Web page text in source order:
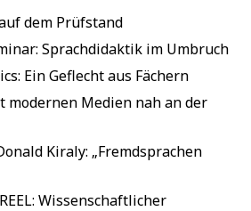
dem Prüfstand
Sprachdidaktik im Umbruch
Ein Geflecht aus Fächern
modernen Medien nah an der
Kiraly: „Fremdsprachen
Wissenschaftlicher